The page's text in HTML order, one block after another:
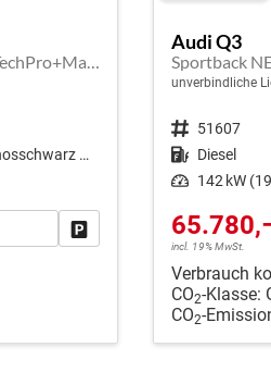
Sportback NEU TDI quattro S line Pano+TechPro+Matrix+AHK+HUD+Alu20+KlimaPlus+DCC+SONOS
[0E0E] Mythosschwarz Metallic
Fahrzeug parken
Audi Q3
unverbindliche
Fahrzeugnr. 51607
Kraftstoff Diesel
Leistung 142 kW
incl. 19% MwSt.
Verbrauch
CO2-Klasse:
CO2-